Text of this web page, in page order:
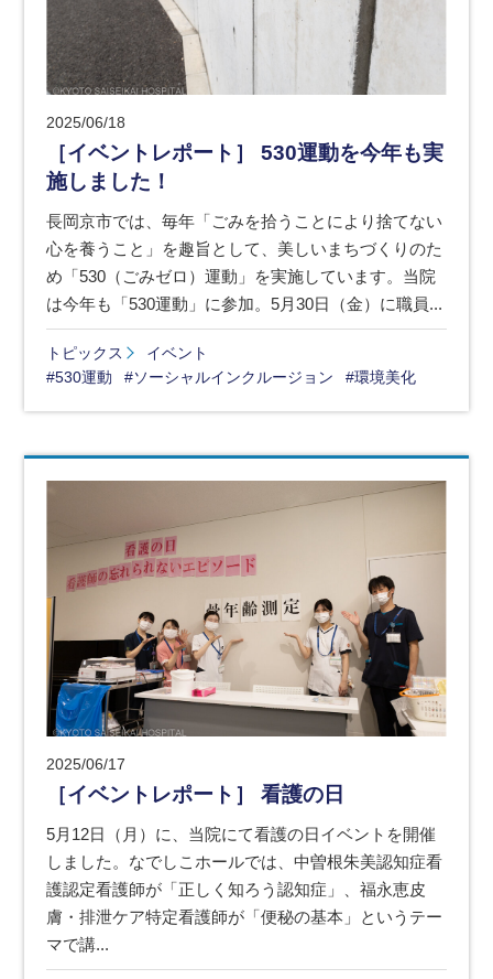
2025/06/18
［イベントレポート］ 530運動を今年も実
施しました！
長岡京市では、毎年「ごみを拾うことにより捨てない
心を養うこと」を趣旨として、美しいまちづくりのた
め「530（ごみゼロ）運動」を実施しています。当院
は今年も「530運動」に参加。5月30日（金）に職員...
トピックス
イベント
#530運動
#ソーシャルインクルージョン #環境美化
2025/06/17
［イベントレポート］ 看護の日
5月12日（月）に、当院にて看護の日イベントを開催
しました。なでしこホールでは、中曽根朱美認知症看
護認定看護師が「正しく知ろう認知症」、福永恵皮
膚・排泄ケア特定看護師が「便秘の基本」というテー
マで講...